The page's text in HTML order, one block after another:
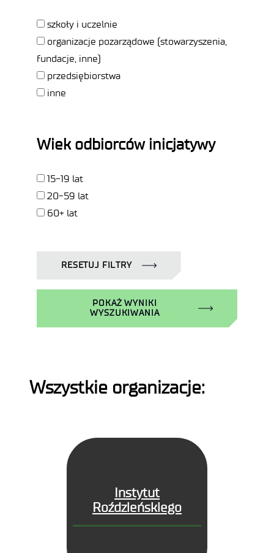
szkoły i uczelnie
organizacje pozarządowe (stowarzyszenia,
fundacje, inne)
przedsiębiorstwa
inne
Wiek odbiorców inicjatywy
15-19 lat
20-59 lat
60+ lat
RESETUJ FILTRY
POKAŻ WYNIKI
WYSZUKIWANIA
Wszystkie organizacje:
Instytut
Roździeńskiego